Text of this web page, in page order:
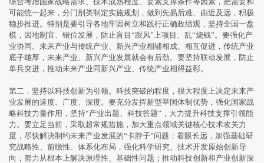
可能统一起来，分门别类制定实施规划，做到先易后难、由近及远，积极
稳步推进。特别是要引导各地牢固树立和践行正确政绩观，坚持全国一盘
棋，因地制宜、错位发展，防止盲目“跟风”上项目、乱“烧钱”。要强化产
业协同。未来产业与传统产业、新兴产业相辅相成、相互促进，传统产业
底子雄厚，未来产业、新兴产业发展就会有后劲。要坚持联动发展，防止
单兵突进，推动未来产业同新兴产业、传统产业相得益彰。
第二，坚持以科技创新为引领。科技突破的程度，很大程度上决定未来产
业发展的速度、广度、深度。要充分发挥新型举国体制优势，强化国家战
略科技力量作用，坚持“产业出题、科技答题”，大力提升科技支撑引领能
力。要立足当前，采取超常规措施，加大重点领域关键核心技术攻关力
度，尽快解决制约未来产业发展的“卡脖子”问题；着眼长远，加强基础研
究战略性、前瞻性、体系化布局，强化科学研究、技术开发原始创新导
向，努力从根本上解决原理性、基础性问题；推动科技创新和产业创新深